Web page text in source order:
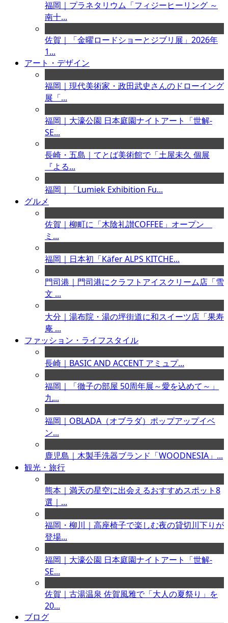
福岡｜プラネタリウム「フィジーヒーリング ～
南十...
佐賀｜「金曜ロードショーとジブリ展」2026年
1...
アート・デザイン
福岡｜現代美術家・政田武史さんのドローイング
展「...
福岡｜大濠公園 日本庭園ナイトアート「世解-
SE...
長崎・五島｜てとば美術館で「土屋未久 個展
『よる...
福岡｜「Lumiek Exhibition Fu...
グルメ
佐賀｜柳町に「木陰礼讃COFFEE」オープン
ミ...
福岡｜日本初「Käfer ALPS KITCHE...
門司港｜門司港にクラフトアイスクリーム店「雪
文 ...
大分｜湯布院・湯の坪街道に和スイーツ店「果寿
庵 ...
ファッション・ライフスタイル
長崎｜BASIC AND ACCENT アミュプ...
福岡｜「徹子の部屋 50周年展～愛を込めて～」
九...
福岡｜OBLADA（オブラダ）ポップアップイベ
ン...
鹿児島｜木製手洗器ブランド「WOODNESIA」...
観光・旅行
熊本｜満天の星空に出会えるおすすめスポット8
選｜...
福岡・柳川｜高座椅子で楽しむ夜の貸切川下りが
登場...
福岡｜大濠公園 日本庭園ナイトアート「世解-
SE...
佐賀｜古湯温泉 佐賀風雅で「大人の夏祭り」を
20...
ブログ